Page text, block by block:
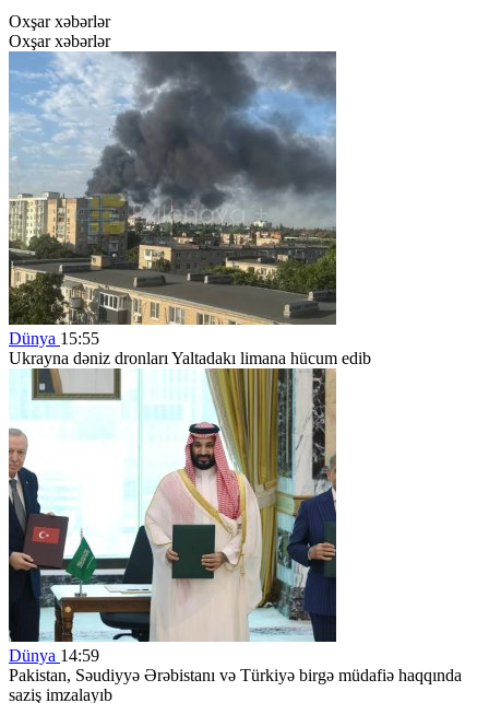
Oxşar xəbərlər
Oxşar xəbərlər
Dünya 15:55
Ukrayna dəniz dronları Yaltadakı limana hücum edib
Dünya 14:59
Pakistan, Səudiyyə Ərəbistanı və Türkiyə birgə müdafiə haqqında
saziş imzalayıb